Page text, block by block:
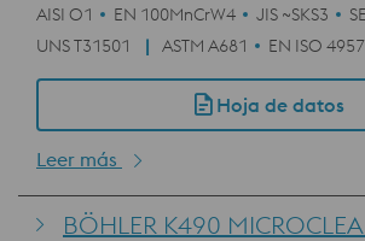
AISI O1
EN 100MnCrW4 JIS ~SKS3
UNS T31501
ASTM A681 EN ISO 4957
Hoja de datos
Leer más
BÖHLER K490